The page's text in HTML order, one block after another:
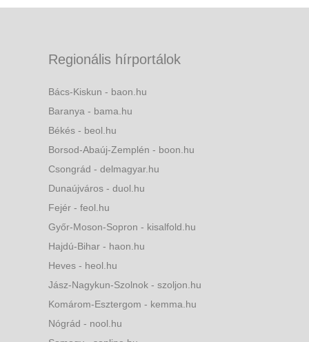
Regionális hírportálok
Bács-Kiskun - baon.hu
Baranya - bama.hu
Békés - beol.hu
Borsod-Abaúj-Zemplén - boon.hu
Csongrád - delmagyar.hu
Dunaújváros - duol.hu
Fejér - feol.hu
Győr-Moson-Sopron - kisalfold.hu
Hajdú-Bihar - haon.hu
Heves - heol.hu
Jász-Nagykun-Szolnok - szoljon.hu
Komárom-Esztergom - kemma.hu
Nógrád - nool.hu